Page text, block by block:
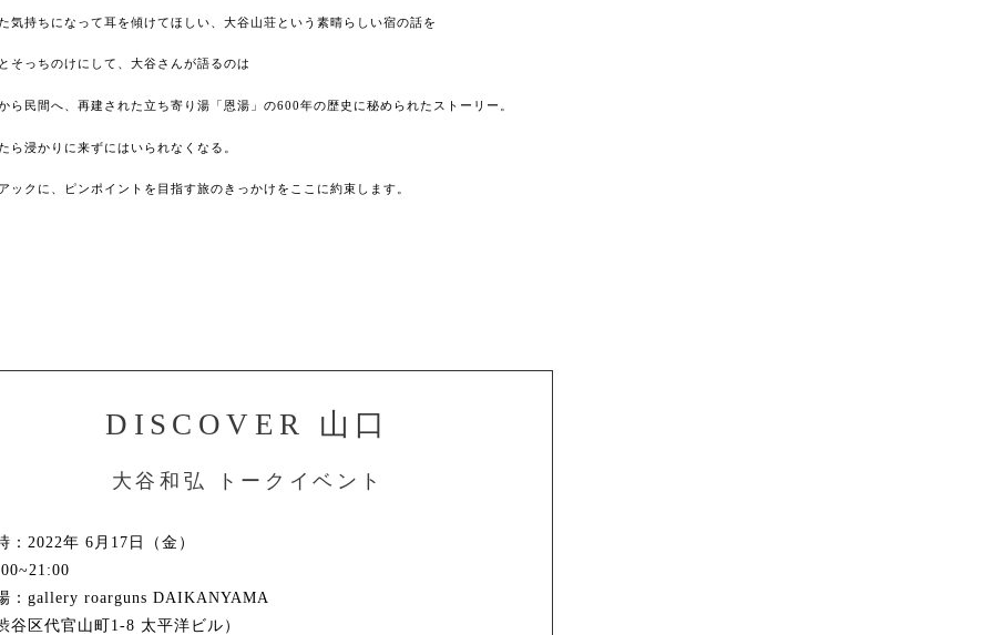
気持ちになって耳を傾けてほしい、大谷山荘という素晴らしい宿の話を
そっちのけにして、大谷さんが語るのは
ら民間へ、再建された立ち寄り湯「恩湯」の600年の歴史に秘められたストーリー。
ら浸かりに来ずにはいられなくなる。
ックに、ピンポイントを目指す旅のきっかけをここに約束します。
DISCOVER 山口
大谷和弘 トークイベント
：2022年 6月17日（金）
：gallery roarguns DAIKANYAMA
谷区代官山町1-8 太平洋ビル）